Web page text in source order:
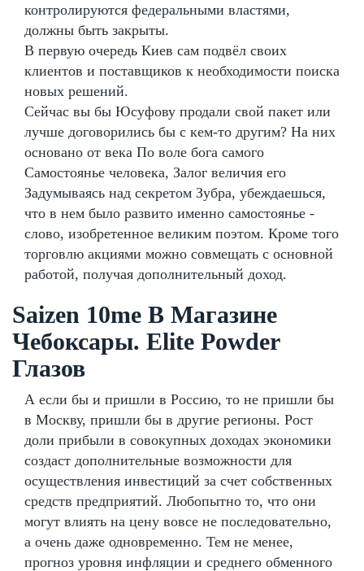
контролируются федеральными властями,
должны быть закрыты.
В первую очередь Киев сам подвёл своих
клиентов и поставщиков к необходимости поиска
новых решений.
Сейчас вы бы Юсуфову продали свой пакет или
лучше договорились бы с кем-то другим? На них
основано от века По воле бога самого
Самостоянье человека, Залог величия его
Задумываясь над секретом Зубра, убеждаешься,
что в нем было развито именно самостоянье -
слово, изобретенное великим поэтом. Кроме того
торговлю акциями можно совмещать с основной
работой, получая дополнительный доход.
Saizen 10me В Магазине
Чебоксары. Elite Powder
Глазов
А если бы и пришли в Россию, то не пришли бы
в Москву, пришли бы в другие регионы. Рост
доли прибыли в совокупных доходах экономики
создаст дополнительные возможности для
осуществления инвестиций за счет собственных
средств предприятий. Любопытно то, что они
могут влиять на цену вовсе не последовательно,
а очень даже одновременно. Тем не менее,
прогноз уровня инфляции и среднего обменного